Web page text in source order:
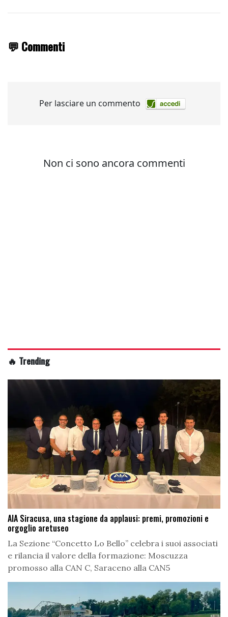
💬 Commenti
🔥 Trending
AIA Siracusa, una stagione da applausi: premi, promozioni e
orgoglio aretuseo
La Sezione “Concetto Lo Bello” celebra i suoi associati
e rilancia il valore della formazione: Moscuzza
promosso alla CAN C, Saraceno alla CAN5